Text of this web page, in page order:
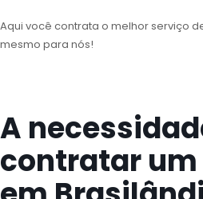
Aqui você contrata o melhor serviço
mesmo para nós!
A
contratar